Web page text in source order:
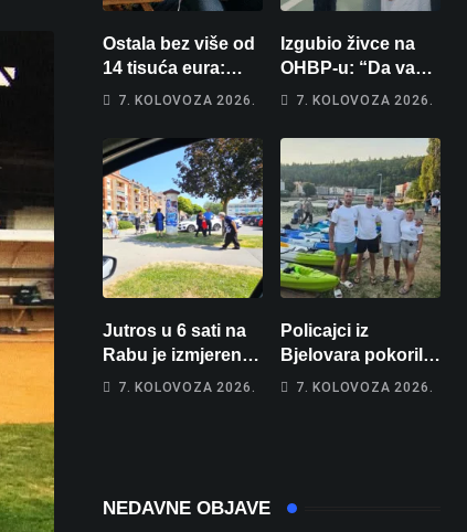
Ostala bez više od
14 tisuća eura:
Obećao joj auto za
zatim izmišljao
opravdanja
7. KOLOVOZA 2026.
Izgubio živce na
OHBP-u: “Da vam
pi… materina!”
vrijeđao i vikao na
djelatnike
7. KOLOVOZA 2026.
Jutros u 6 sati na
Rabu je izmjereno
31, u Bjelovaru
7. KOLOVOZA 2026.
Policajci iz
Bjelovara pokorili
Zrmanju!
kupu POSKOK 3
7. KOLOVOZA 2026.
NEDAVNE OBJAVE